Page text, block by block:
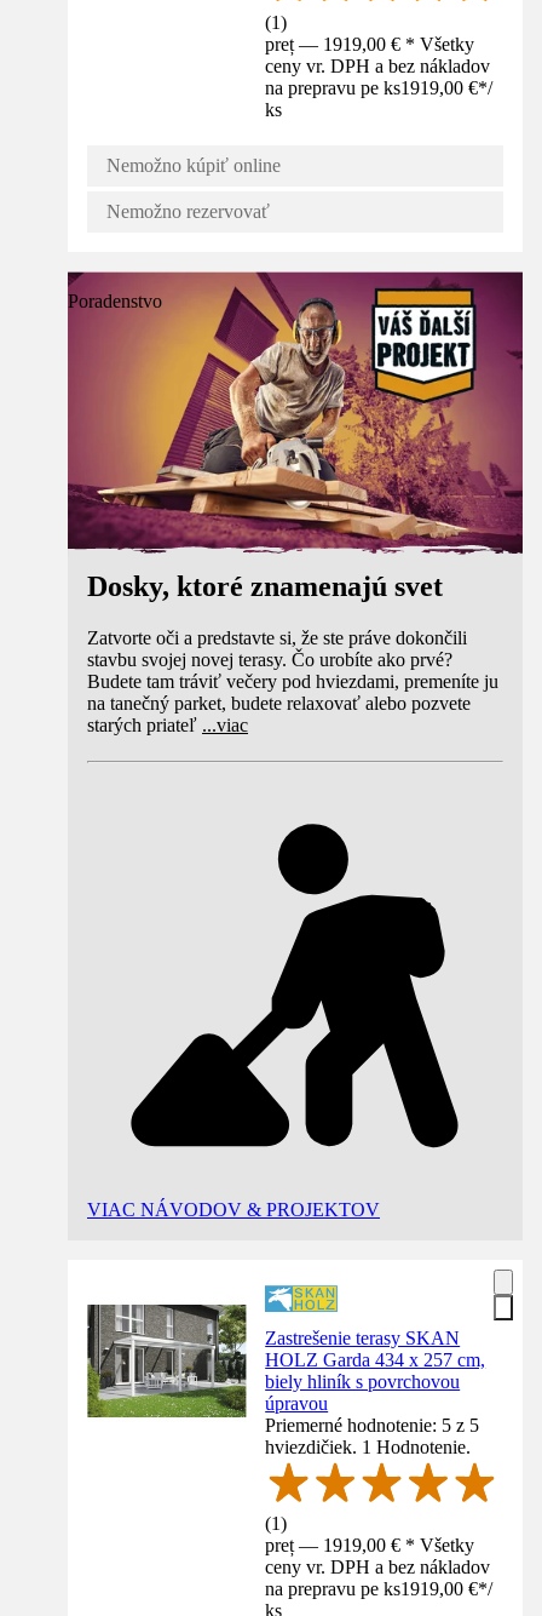
(1)
preț — 1919,00 € * Všetky
ceny vr. DPH a bez nákladov
na prepravu pe ks1919,00 €*/
ks
Nemožno kúpiť online
Nemožno rezervovať
Poradenstvo
Dosky, ktoré znamenajú svet
Zatvorte oči a predstavte si, že ste práve dokončili
stavbu svojej novej terasy. Čo urobíte ako prvé?
Budete tam tráviť večery pod hviezdami, premeníte ju
na tanečný parket, budete relaxovať alebo pozvete
starých priateľ ...viac
VIAC NÁVODOV & PROJEKTOV
Zastrešenie terasy SKAN
HOLZ Garda 434 x 257 cm,
biely hliník s povrchovou
úpravou
Priemerné hodnotenie: 5 z 5
hviezdičiek. 1 Hodnotenie.
(1)
preț — 1919,00 € * Všetky
ceny vr. DPH a bez nákladov
na prepravu pe ks1919,00 €*/
ks